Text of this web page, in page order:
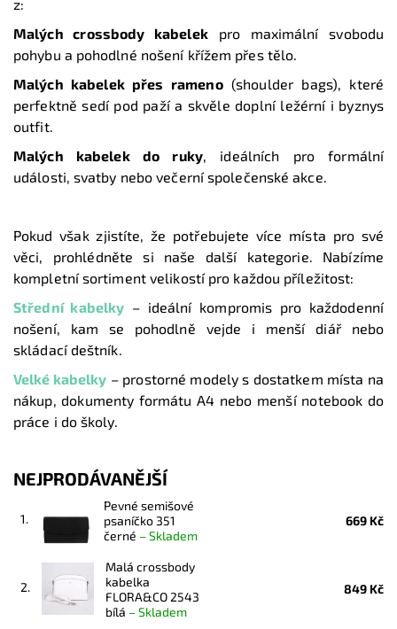
z:
Malých crossbody kabelekpro maximální svobodu
pohybu a pohodlné nošení křížem přes tělo.
Malých kabelek přes rameno(shoulder bags), které
perfektně sedí pod paží a skvěle doplní ležérní i byznys
outfit.
Malých kabelek do ruky, ideálních pro formální
události, svatby nebo večerní společenské akce.
Pokud však zjistíte, že potřebujete více místa pro své
věci, prohlédněte si naše další kategorie. Nabízíme
kompletní sortiment velikostí pro každou příležitost:
Střední kabelky – ideální kompromis pro každodenní
nošení, kam se pohodlně vejde i menší diář nebo
skládací deštník.
Velké kabelky – prostorné modely s dostatkem místa na
nákup, dokumenty formátu A4 nebo menší notebook do
práce i do školy.
NEJPRODÁVANĚJŠÍ
1.
Pevné semišové
psaníčko 351
černé –Skladem
669 Kč
2.
Malá crossbody
kabelka
FLORA&CO 2543
bílá –Skladem
849 Kč